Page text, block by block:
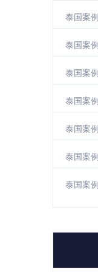
泰国案例
泰国案例
泰国案例
泰国案例
泰国案例
泰国案例
泰国案例